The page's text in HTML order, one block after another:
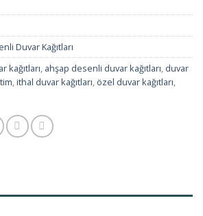
Duvar Kağıtları
kağıtları, ahşap desenli duvar kağıtları, duvar
,ithal duvar kağıtları, özel duvar kağıtları,